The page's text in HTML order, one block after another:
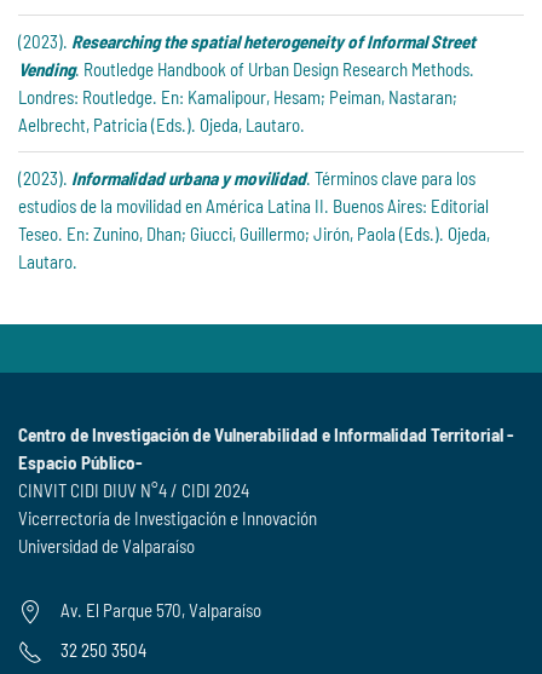
(2023). Researching the spatial heterogeneity of Informal Street
Vending. Routledge Handbook of Urban Design Research Methods.
Londres: Routledge. En: Kamalipour, Hesam; Peiman, Nastaran;
Aelbrecht, Patricia (Eds.). Ojeda, Lautaro.
(2023). Informalidad urbana y movilidad. Términos clave para los
estudios de la movilidad en América Latina II. Buenos Aires: Editorial
Teseo. En: Zunino, Dhan; Giucci, Guillermo; Jirón, Paola (Eds.). Ojeda,
Lautaro.
Centro de Investigación de Vulnerabilidad e Informalidad Territorial -
Espacio Público-
CINVIT CIDI DIUV N°4 / CIDI 2024
Vicerrectoría de Investigación e Innovación
Universidad de Valparaíso
Av. El Parque 570, Valparaíso
32 250 3504